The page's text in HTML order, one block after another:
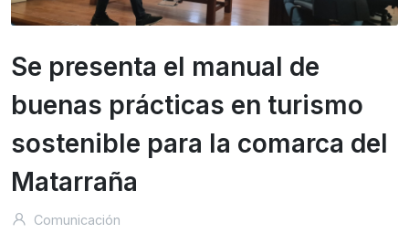
Se presenta el manual de
buenas prácticas en turismo
sostenible para la comarca del
Matarraña
Comunicación